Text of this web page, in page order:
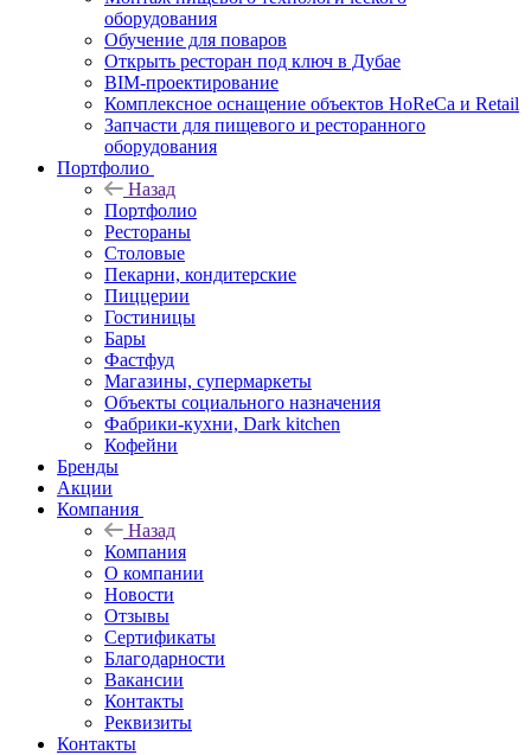
оборудования
Обучение для поваров
Открыть ресторан под ключ в Дубае
BIM-проектирование
Комплексное оснащение объектов HoReCa и Retail
Запчасти для пищевого и ресторанного
оборудования
Портфолио
Назад
Портфолио
Рестораны
Столовые
Пекарни, кондитерские
Пиццерии
Гостиницы
Бары
Фастфуд
Магазины, супермаркеты
Объекты социального назначения
Фабрики-кухни, Dark kitchen
Кофейни
Бренды
Акции
Компания
Назад
Компания
О компании
Новости
Отзывы
Сертификаты
Благодарности
Вакансии
Контакты
Реквизиты
Контакты